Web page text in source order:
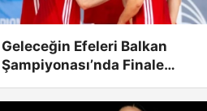
Geleceğin Efeleri Balkan
Şampiyonası’nda Finale
Yükseldi!